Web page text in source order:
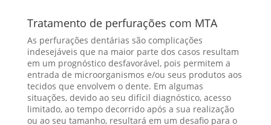
Tratamento de perfurações com MTA
As perfurações dentárias são complicações
indesejáveis que na maior parte dos casos resultam
em um prognóstico desfavorável, pois permitem a
entrada de microorganismos e/ou seus produtos aos
tecidos que envolvem o dente. Em algumas
situações, devido ao seu difícil diagnóstico, acesso
limitado, ao tempo decorrido após a sua realização
ou ao seu tamanho, resultará em um desafio para o